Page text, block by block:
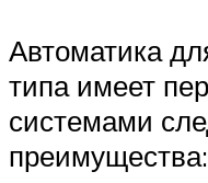
Автоматика
типа имеет
системами
преимущества: